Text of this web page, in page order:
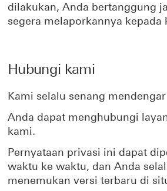
dilakukan, Anda bertanggung
segera melaporkannya kepada
Hubungi kami
Kami selalu senang
Anda dapat menghubungi
kami.
Pernyataan privasi ini dapat
waktu ke waktu, dan Anda
menemukan versi terbaru di